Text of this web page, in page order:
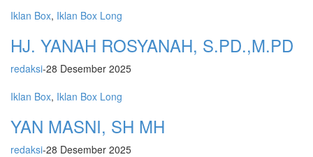
Iklan Box, Iklan Box Long
HJ. YANAH ROSYANAH, S.PD.,M.PD
redaksi-28 Desember 2025
Iklan Box, Iklan Box Long
YAN MASNI, SH MH
redaksi-28 Desember 2025